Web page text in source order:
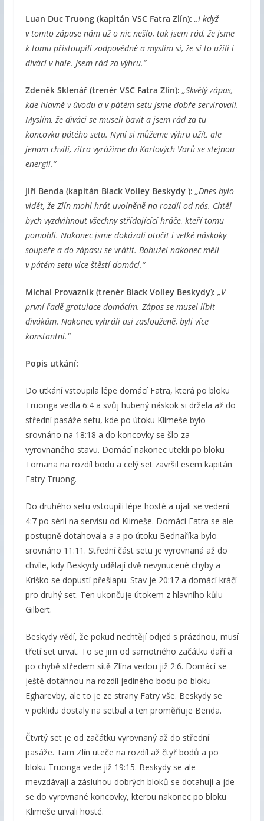
Luan Duc Truong(kapitán VSC Fatra Zlín): „I když
v tomto zápase nám už o nic nešlo, tak jsem rád, že jsme
k tomu přistoupili zodpovědně a myslím si, že si to užili i
diváci v hale. Jsem rád za výhru.“
Zdeněk Sklenář (trenér VSC Fatra Zlín): „Skvělý zápas,
kde hlavně v úvodu a v pátém setu jsme dobře servírovali.
Myslím, že diváci se museli bavit a jsem rád za tu
koncovku pátého setu. Nyní si můžeme výhru užít, ale
jenom chvíli, zítra vyrážíme do Karlových Varů se stejnou
energií.“
Jiří Benda (kapitán Black Volley Beskydy ): „Dnes bylo
vidět, že Zlín mohl hrát uvolněně na rozdíl od nás. Chtěl
bych vyzdvihnout všechny střídajícící hráče, kteří tomu
pomohli. Nakonec jsme dokázali otočit i velké náskoky
soupeře a do zápasu se vrátit. Bohužel nakonec měli
v pátém setu více štěstí domácí.“
Michal Provazník (trenér Black Volley Beskydy): „V
první řadě gratulace domácím. Zápas se musel líbit
divákům. Nakonec vyhráli asi zaslouženě, byli více
konstantní.“
Popis utkání:
Do utkání vstoupila lépe domácí Fatra, která po bloku
Truonga vedla 6:4 a svůj hubený náskok si držela až do
střední pasáže setu, kde po útoku Klimeše bylo
srovnáno na 18:18 a do koncovky se šlo za
vyrovnaného stavu. Domácí nakonec utekli po bloku
Tomana na rozdíl bodu a celý set završil esem kapitán
Fatry Truong.
Do druhého setu vstoupili lépe hosté a ujali se vedení
4:7 po sérii na servisu od Klimeše. Domácí Fatra se ale
postupně dotahovala a a po útoku Bednaříka bylo
srovnáno 11:11. Střední část setu je vyrovnaná až do
chvíle, kdy Beskydy udělají dvě nevynucené chyby a
Kriško se dopustí přešlapu. Stav je 20:17 a domácí kráčí
pro druhý set. Ten ukončuje útokem z hlavního kůlu
Gilbert.
Beskydy vědí, že pokud nechtějí odjed s prázdnou, musí
třetí set urvat. To se jim od samotného začátku daří a
po chybě středem sítě Zlína vedou již 2:6. Domácí se
ještě dotáhnou na rozdíl jediného bodu po bloku
Egharevby, ale to je ze strany Fatry vše. Beskydy se
v poklidu dostaly na setbal a ten proměňuje Benda.
Čtvrtý set je od začátku vyrovnaný až do střední
pasáže. Tam Zlín uteče na rozdíl až čtyř bodů a po
bloku Truonga vede již 19:15. Beskydy se ale
mevzdávají a zásluhou dobrých bloků se dotahují a jde
se do vyrovnané koncovky, kterou nakonec po bloku
Klimeše urvali hosté.